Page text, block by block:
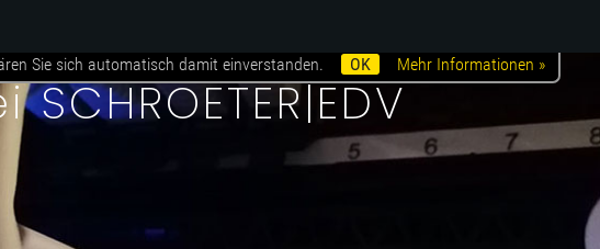
Sie sich automatisch damit einverstanden. OK Mehr Informationen »